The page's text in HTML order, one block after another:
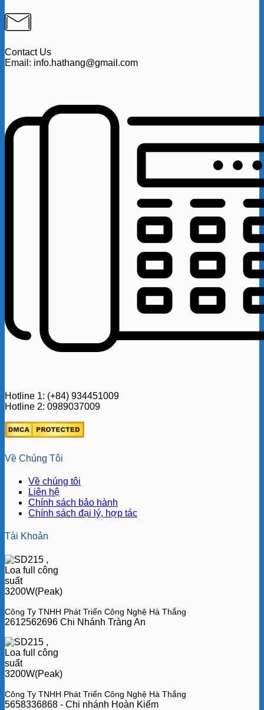
Contact Us
Email: info.hathang@gmail.com
Hotline 1: (+84) 934451009
Hotline 2: 0989037009
Về Chúng Tôi
Về chúng tôi
Liên hệ
Chính sách bảo hành
Chính sách đại lý, hợp tác
Tài Khoản
Công Ty TNHH Phát Triển Công Nghệ Hà Thắng
2612562696 Chi Nhánh Tràng An
Công Ty TNHH Phát Triển Công Nghệ Hà Thắng
5658336868 - Chi nhánh Hoàn Kiếm